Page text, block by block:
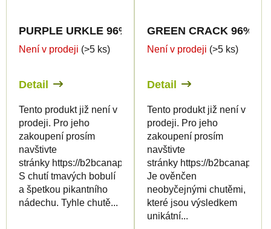
PURPLE URKLE 96% HHC-P - CanaPuff -
Není v prodeji (>5 ks)
Detail
Tento produkt již není v
prodeji. Pro jeho
zakoupení prosím
navštivte
stránky https://b2bcanapuff.com/
S chutí tmavých bobulí
a špetkou pikantního
nádechu. Tyhle chutě...
GREEN CRACK 96%
Není v prodeji (>5 ks)
Detail
Tento produkt již není v
prodeji. Pro jeho
zakoupení prosím
navštivte
stránky https://
Je ověnčen
neobyčejnými chutěmi,
které jsou výsledkem
unikátní...